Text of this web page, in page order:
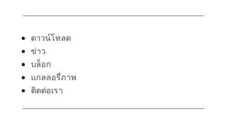
ดาวน์โหลด
ข่าว
บล็อก
แกลลอรี่ภาพ
ติดต่อเรา